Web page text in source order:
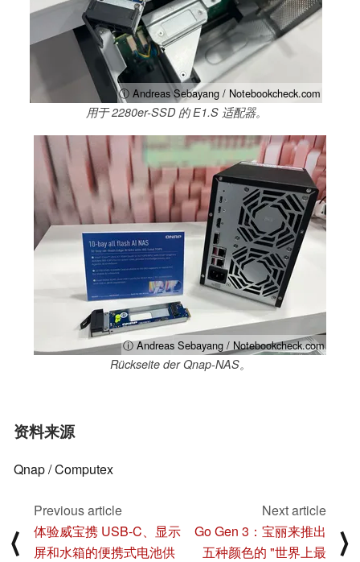
ⓘ Andreas Sebayang / Notebookcheck.com
用于 2280er-SSD 的 E1.S 适配器。
ⓘ Andreas Sebayang / Notebookcheck.com
Rückseite der Qnap-NAS。
资料来源
Qnap / Computex
⟨
Previous article
体验威宝携 USB-C、显示
屏和水箱的便携式电池供
Next article
Go Gen 3：宝丽来推出
五种颜色的 "世界上最
⟩